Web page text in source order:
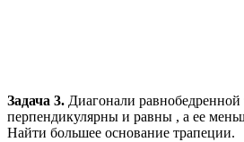
Задача 3. Диагонали равнобедренной
перпендикулярны и равны , а ее
Найти большее основание трапеции.